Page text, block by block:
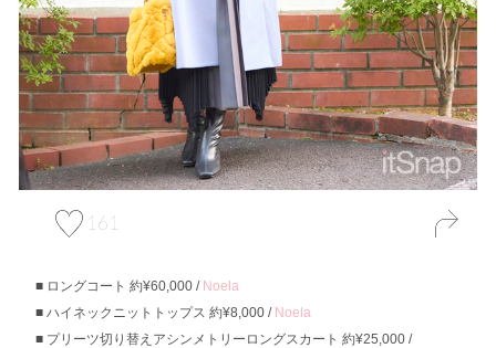
161
ロングコート 約¥60,000 / Noela
ハイネックニットトップス 約¥8,000 / Noela
プリーツ切り替えアシンメトリーロングスカート 約¥25,000 /